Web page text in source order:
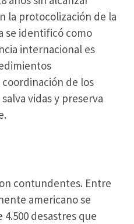
la protocolización de la
se identificó como
internacional es
de los
vidas y preserva
contundentes. Entre
americano se
desastres que